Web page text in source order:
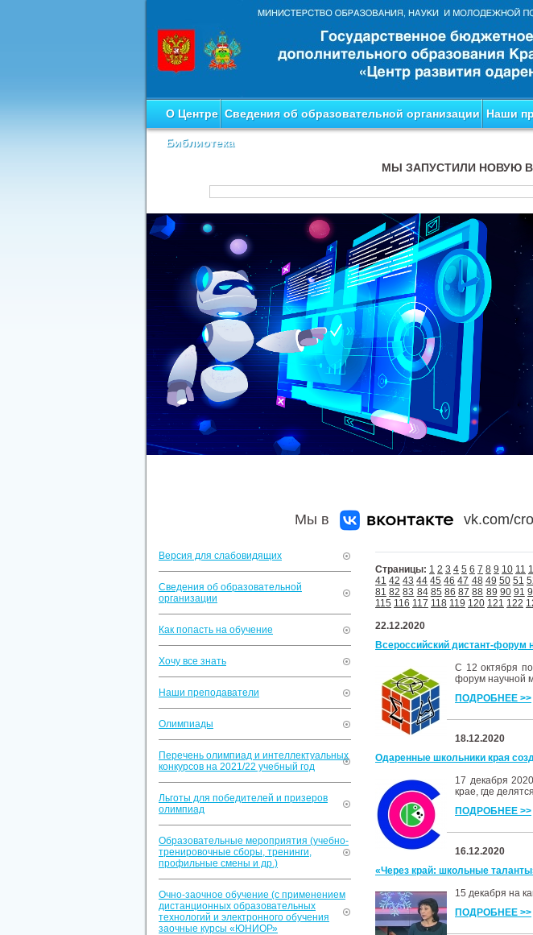
О Центре Сведения об образовательной организации Наши
Библиотека
МЫ ЗАПУСТИЛИ НОВУЮ
Мы в vk.com/
Версия для слабовидящих
Сведения об образовательной
организации
Как попасть на обучение
Хочу все знать
Наши преподаватели
Олимпиады
Перечень олимпиад и интеллектуальных
конкурсов на 2021/22 учебный год
Льготы для победителей и призеров
олимпиад
Образовательные мероприятия (учебно-
тренировочные сборы, тренинги,
профильные смены и др.)
Очно-заочное обучение (с применением
дистанционных образовательных
технологий и электронного обучения
заочные курсы «ЮНИОР»
Страницы: 1 2 3 4 5 6 7 8 9 10 11
41 42 43 44 45 46 47 48 49 50 51
81 82 83 84 85 86 87 88 89 90 91
115 116 117 118 119 120 121 122
22.12.2020
Всероссийский дистант-
С 12 октября
форум научной
ПОДРОБНЕЕ >>
18.12.2020
Одаренные школьники края
17 декабря
крае, где
ПОДРОБНЕЕ >>
16.12.2020
«Через край: школьные
15 декабря на
ПОДРОБНЕЕ >>